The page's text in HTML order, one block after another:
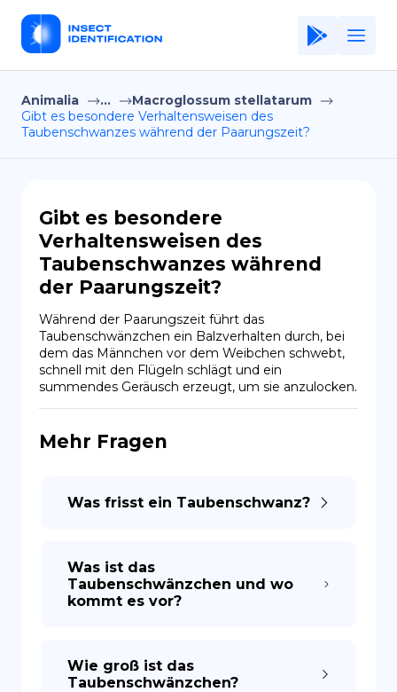
Home
Application
Privacy Policy
DE
EN
FR
Copiright © Niro ID
Animalia ...
Macroglossum stellatarum
Gibt es besondere Verhaltensweisen des
Taubenschwanzes während der Paarungszeit?
Gibt es besondere
Verhaltensweisen des
Taubenschwanzes während
der Paarungszeit?
Während der Paarungszeit führt das
Taubenschwänzchen ein Balzverhalten durch, bei
dem das Männchen vor dem Weibchen schwebt,
schnell mit den Flügeln schlägt und ein
summendes Geräusch erzeugt, um sie anzulocken.
Mehr Fragen
Was frisst ein Taubenschwanz?
Was ist das
Taubenschwänzchen und wo
kommt es vor?
Wie groß ist das
Taubenschwänzchen?